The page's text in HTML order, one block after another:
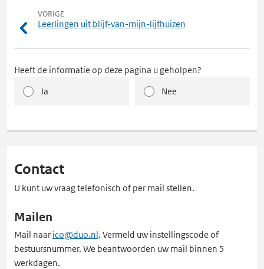
VORIGE
Leerlingen uit blijf-van-mijn-lijfhuizen
Heeft de informatie op deze pagina u geholpen?
Ja
Nee
Contact
U kunt uw vraag telefonisch of per mail stellen.
Mailen
Mail naar ico@duo.nl. Vermeld uw instellingscode of
bestuursnummer. We beantwoorden uw mail binnen 5
werkdagen.